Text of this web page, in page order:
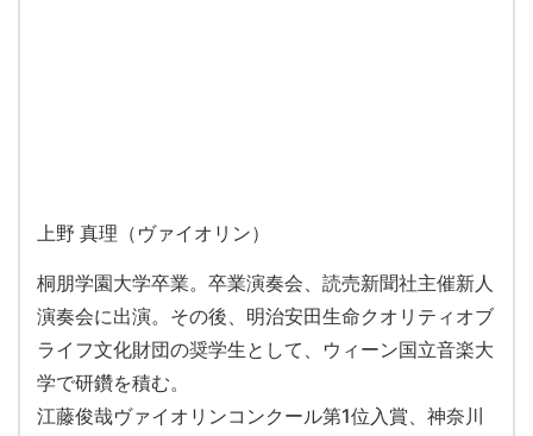
上野 真理（ヴァイオリン）
桐朋学園大学卒業。卒業演奏会、読売新聞社主催新人
演奏会に出演。その後、明治安田生命クオリティオブ
ライフ文化財団の奨学生として、ウィーン国立音楽大
学で研鑽を積む。
江藤俊哉ヴァイオリンコンクール第1位入賞、神奈川